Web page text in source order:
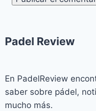
Padel Review​
En PadelReview
saber sobre pádel,
mucho más.